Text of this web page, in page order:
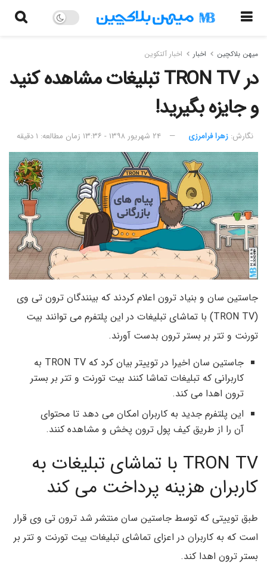
میهن بلاکچین اخبار اخبار آلتکوین
در TRON TV تبلیغات مشاهده کنید
و جایزه بگیرید!
نگارش:‌ زهرا فرامرزی ۲۴ شهریور ۱۳۹۸ - ۱۳:۳۶ زمان مطالعه: ۱ دقیقه
جاستین سان و بنیاد ترون اعلام کردند که بینندگان ترون تی وی
(TRON TV) با تماشای تبلیغات در این پلتفرم می توانند بیت
تورنت و تتر بر بستر ترون بدست آورند.
جاستین سان اخیرا در توییتر بیان کرد که TRON TV به
کاربرانی که تبلیغات تماشا کنند بیت تورنت و تتر بر بستر
ترون اهدا می کند.
این پلتفرم جدید به کاربران امکان می دهد تا محتوای
آن را از طریق کیف پول ترون پخش و مشاهده کنند.
TRON TV با تماشای تبلیغات به
کاربران هزینه پرداخت می کند
طبق توییتی که توسط جاستین سان منتشر شد ترون تی وی قرار
است که به کاربران در اعزای تماشای تبلیغات بیت تورنت و تتر بر
بستر ترون اهدا کند.